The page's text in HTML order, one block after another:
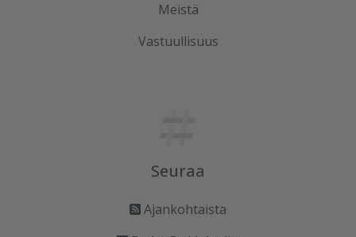
Meistä
Vastuullisuus
Seuraa
Ajankohtaista